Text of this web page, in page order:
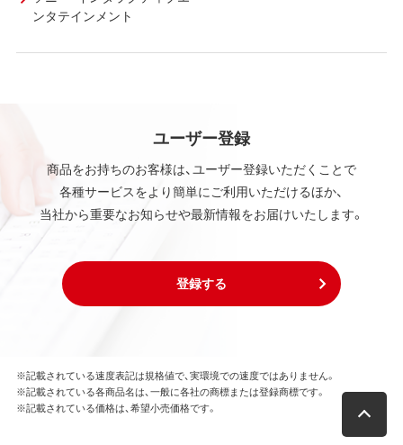
ンタテインメント
ユーザー登録
商品をお持ちのお客様は、ユーザー登録いただくことで
各種サービスをより簡単にご利用いただけるほか、
当社から重要なお知らせや最新情報をお届けいたします。
登録する
※記載されている速度表記は規格値で、実環境での速度ではありません。
※記載されている各商品名は、一般に各社の商標または登録商標です。
※記載されている価格は、希望小売価格です。